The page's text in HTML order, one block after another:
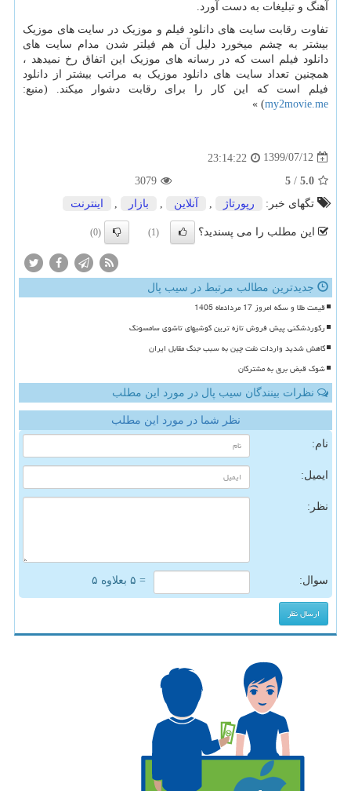
آهنگ و تبلیغات به دست آورد.
تفاوت رقابت سایت های دانلود فیلم و موزیک در سایت های موزیک
بیشتر به چشم میخورد دلیل آن هم فیلتر شدن مدام سایت های
دانلود فیلم است که در رسانه های موزیک این اتفاق رخ نمیدهد ،
همچنین تعداد سایت های دانلود موزیک به مراتب بیشتر از دانلود
فیلم است که این کار را برای رقابت دشوار میکند. (منبع:
my2movie.me
) »
1399/07/12
23:14:22
5.0
/
5
3079
تگهای خبر:
رپورتاژ آنلاین بازار اینترنت
این مطلب را می پسندید؟ (1)
(0)
جدیدترین مطالب مرتبط در سیب پال
قیمت طلا و سکه امروز 17 مردادماه 1405
رکوردشکنی پیش فروش تازه ترین گوشیهای تاشوی سامسونگ
کاهش شدید واردات نفت چین به سبب جنگ مقابل ایران
شوک قبض برق به مشترکان
نظرات بینندگان سیب پال در مورد این مطلب
نظر شما در مورد این مطلب
نام:
ایمیل:
نظر:
سوال: = ۵ بعلاوه ۵